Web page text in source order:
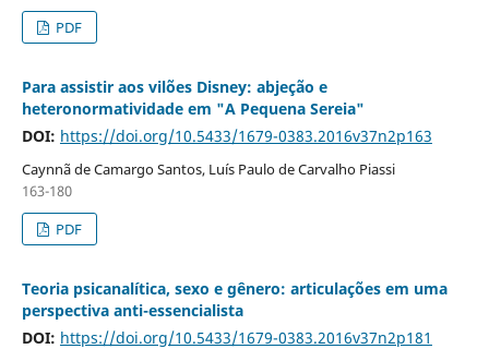
PDF
Para assistir aos vilões Disney: abjeção e
heteronormatividade em "A Pequena Sereia"
DOI: https://doi.org/10.5433/1679-0383.2016v37n2p163
Caynnã de Camargo Santos, Luís Paulo de Carvalho Piassi
163-180
PDF
Teoria psicanalítica, sexo e gênero: articulações em uma
perspectiva anti-essencialista
DOI: https://doi.org/10.5433/1679-0383.2016v37n2p181